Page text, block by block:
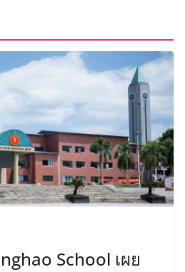
School เผย